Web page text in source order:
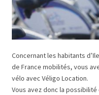
Concernant les habitants
de France mobilités, vous
vélo avec Véligo Location.
Vous avez donc la